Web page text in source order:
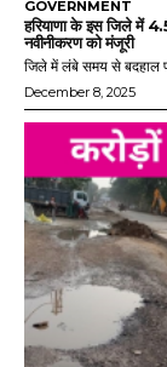
GOVERNMENT
हरियाणा के इस जिले में
नवीनीकरण को मंजूरी
जिले में लंबे समय से बदहाल
December 8, 2025